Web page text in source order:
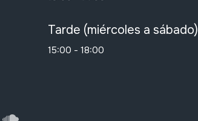
Tarde (miércoles a sábado)
15:00 - 18:00